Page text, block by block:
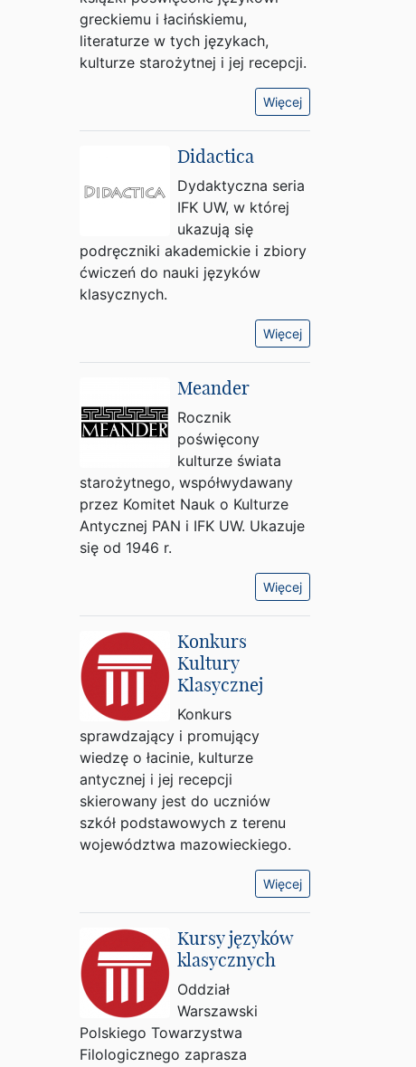
greckiemu i łacińskiemu,
literaturze w tych językach,
kulturze starożytnej i jej recepcji.
Więcej
Didactica
Dydaktyczna seria
IFK UW, w której
ukazują się
podręczniki akademickie i zbiory
ćwiczeń do nauki języków
klasycznych.
Więcej
Meander
Rocznik
poświęcony
kulturze świata
starożytnego, współwydawany
przez Komitet Nauk o Kulturze
Antycznej PAN i IFK UW. Ukazuje
się od 1946 r.
Więcej
Konkurs
Kultury
Klasycznej
Konkurs
sprawdzający i promujący
wiedzę o łacinie, kulturze
antycznej i jej recepcji
skierowany jest do uczniów
szkół podstawowych z terenu
województwa mazowieckiego.
Więcej
Kursy języków
klasycznych
Oddział
Warszawski
Polskiego Towarzystwa
Filologicznego zaprasza